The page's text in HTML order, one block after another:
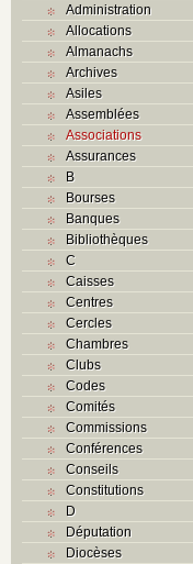
Administration
Allocations
Almanachs
Archives
Asiles
Assemblées
Associations
Assurances
B
Bourses
Banques
Bibliothèques
C
Caisses
Centres
Cercles
Chambres
Clubs
Codes
Comités
Commissions
Conférences
Conseils
Constitutions
D
Députation
Diocèses